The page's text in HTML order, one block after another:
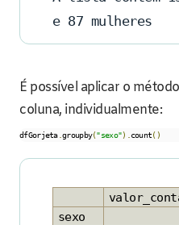
e 87 mulheres
É possível aplicar o método
coluna, individualmente:
dfGorjeta.groupby("sexo"). count()
sexo